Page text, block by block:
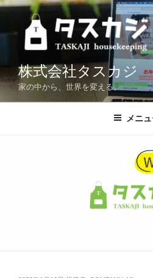
コ
テ
ツ
へ
株式会社タスカジ
家の中から、世界を変える。
メニ